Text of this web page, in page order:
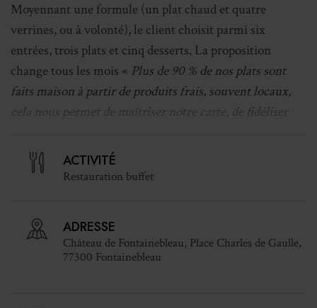
Moyennant une formule (un plat chaud et quatre
verrines, ou à volonté), le client choisit parmi six
entrées, trois plats et cinq desserts. La proposition
change tous les mois « Plus de 90 % de nos plats sont
faits maison à partir de produits frais, souvent locaux,
cela nous permet de maîtriser notre carte, de fidéliser
proposer sans cesse de la nouveauté
capacité à faire écho à l’actualité culturelle du château à
travers des recettes exclusives et clin d’œil. La
saisonnalité impacte largement l’exploitation, tout
ACTIVITÉ
Restauration buffet
ADRESSE
Château de Fontainebleau, Place Charles de Gaulle,
77300 Fontainebleau